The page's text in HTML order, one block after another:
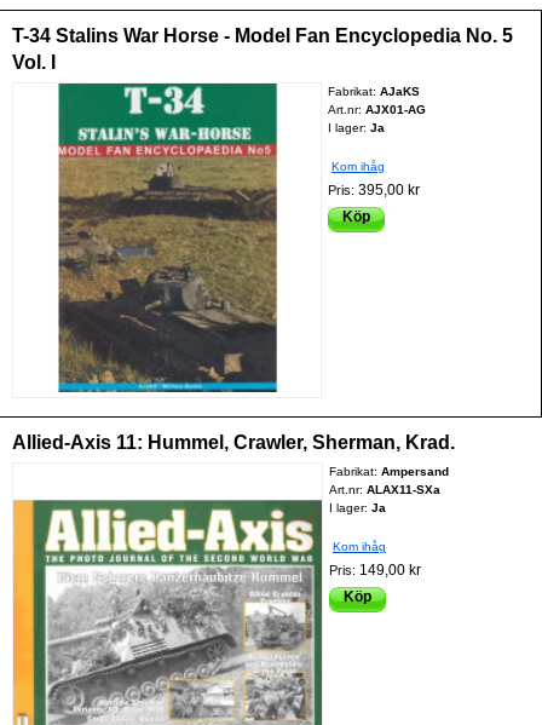
T-34 Stalins War Horse - Model Fan Encyclopedia No. 5
Vol. I
Fabrikat:AJaKS
Art.nr:AJX01-AG
I lager: Ja
Kom ihåg
Pris:395,00 kr
Köp
Allied-Axis 11: Hummel, Crawler, Sherman, Krad.
Fabrikat: Ampersand
Art.nr: ALAX11-SXa
I lager: Ja
Kom ihåg
Pris: 149,00 kr
Köp